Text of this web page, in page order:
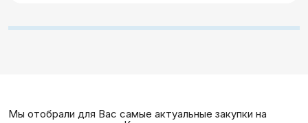
Мы отобрали для Вас самые актуальные закупки на